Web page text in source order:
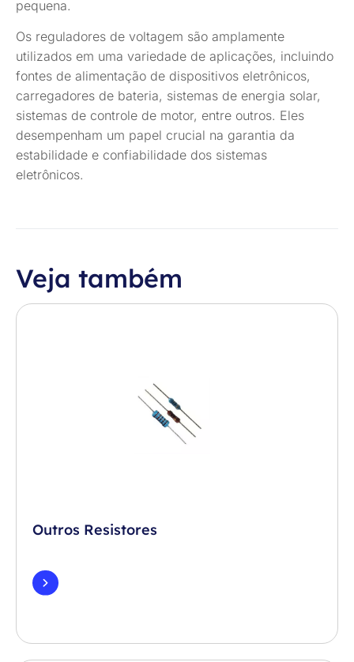
pequena.
Os reguladores de voltagem são amplamente
utilizados em uma variedade de aplicações, incluindo
fontes de alimentação de dispositivos eletrônicos,
carregadores de bateria, sistemas de energia solar,
sistemas de controle de motor, entre outros. Eles
desempenham um papel crucial na garantia da
estabilidade e confiabilidade dos sistemas
eletrônicos.
Veja também
Outros Resistores